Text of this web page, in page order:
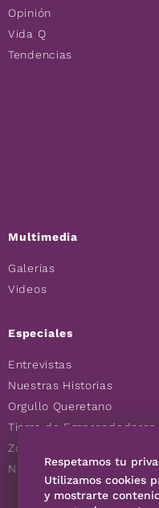
Opinión
Vida Q
Tendencias
Multimedia
Galerías
Videos
Especiales
Entrevistas
Nuestras Historias
Orgullo Queretano
Tierra de Emprendedores
Zoociales
Nuevos Queretanos
Respetamos tu
Utilizamos cookies
y mostrarte